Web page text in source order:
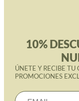
10%
ÚNETE Y RECIBE
PROMOCIONES